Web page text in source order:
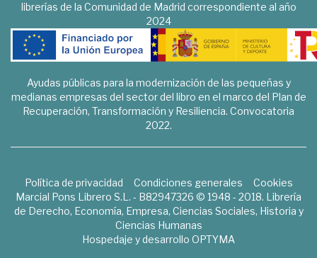
librerías de la Comunidad de Madrid correspondiente al año
2024
Ayudas públicas para la modernización de las pequeñas y
medianas empresas del sector del libro en el marco del Plan de
Recuperación, Transformación y Resiliencia. Convocatoria
2022.
Política de privacidad Condiciones generales
Cookies
Marcial Pons Librero S.L. - B82947326 © 1948 - 2018. Librería
de Derecho, Economía, Empresa, Ciencias Sociales, Historia y
Ciencias Humanas
Hospedaje y desarrollo OPTYMA